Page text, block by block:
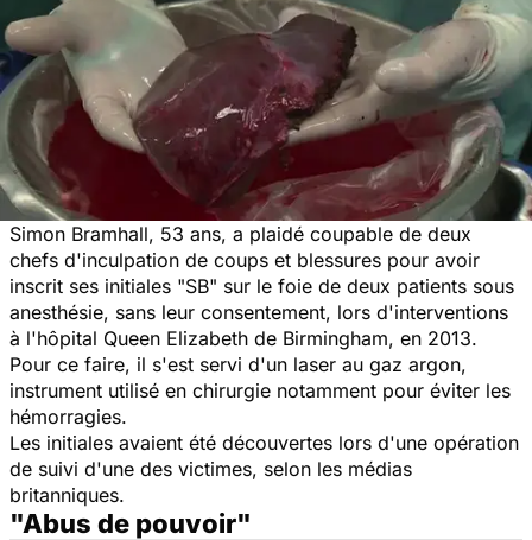
Simon Bramhall, 53 ans, a plaidé coupable de deux
chefs d'inculpation de coups et blessures pour avoir
inscrit ses initiales "SB" sur le foie de deux patients sous
anesthésie, sans leur consentement, lors d'interventions
à l'hôpital Queen Elizabeth de Birmingham, en 2013.
Pour ce faire, il s'est servi d'un laser au gaz argon,
instrument utilisé en chirurgie notamment pour éviter les
hémorragies.
Les initiales avaient été découvertes lors d'une opération
de suivi d'une des victimes, selon les médias
britanniques.
"Abus de pouvoir"